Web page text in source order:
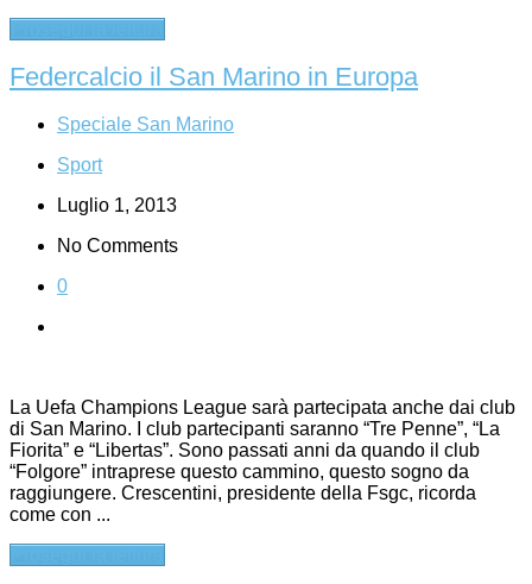
Federcalcio il San Marino in Europa
Speciale San Marino
Sport
Luglio 1, 2013
No Comments
0
La Uefa Champions League sarà partecipata anche dai club
di San Marino. I club partecipanti saranno “Tre Penne”, “La
Fiorita” e “Libertas”. Sono passati anni da quando il club
“Folgore” intraprese questo cammino, questo sogno da
raggiungere. Crescentini, presidente della Fsgc, ricorda
come con ...